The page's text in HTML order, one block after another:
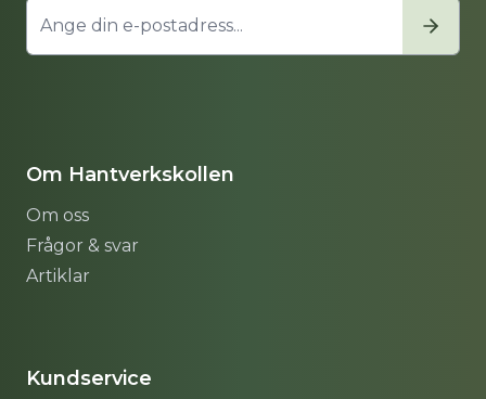
Om Hantverkskollen
Om oss
Frågor & svar
Artiklar
Kundservice